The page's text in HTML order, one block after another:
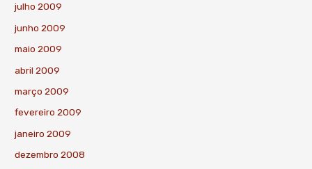
julho 2009
junho 2009
maio 2009
abril 2009
março 2009
fevereiro 2009
janeiro 2009
dezembro 2008